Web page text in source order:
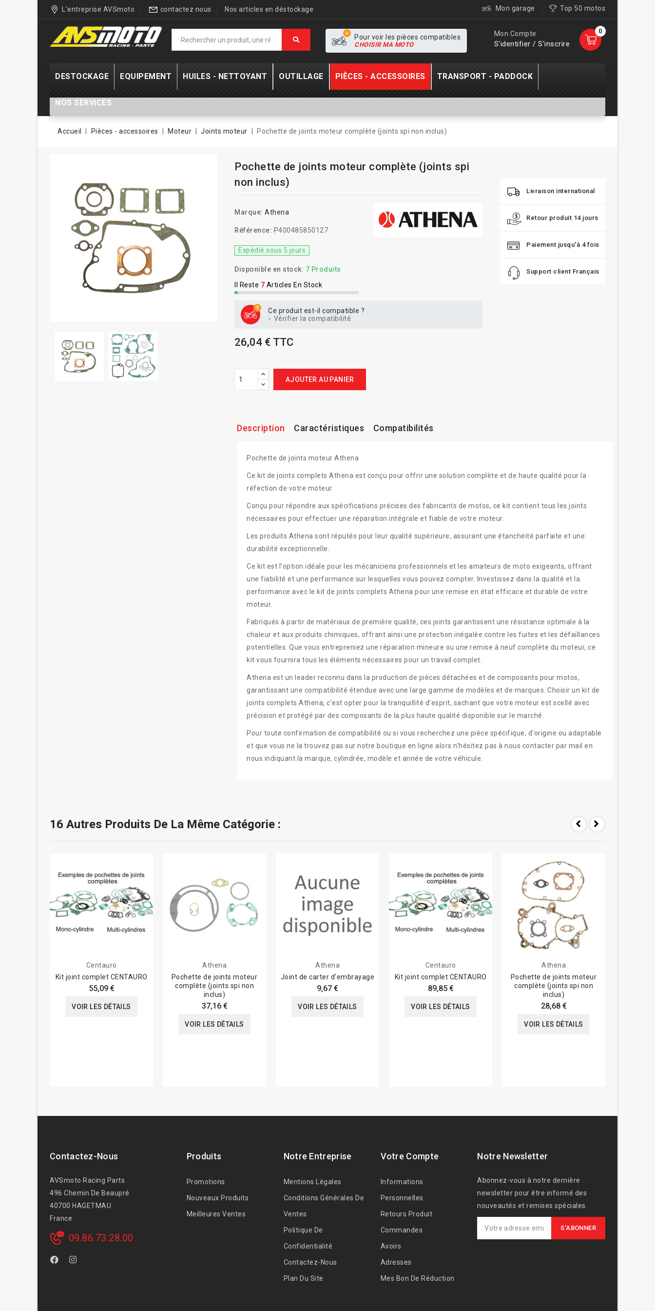
L'entreprise AVSmoto contactez nous Nos articles en déstockage Mon garage Top 50 motos
0
Mon Compte
S'identifier / S'inscrire
Pour voir les pièces compatibles
CHOISIR MA MOTO
DESTOCKAGE EQUIPEMENT HUILES - NETTOYANT OUTILLAGE PIÈCES - ACCESSOIRES TRANSPORT - PADDOCK
NOS SERVICES
Accueil Pièces - accessoires Moteur Joints moteur Pochette de joints moteur complète (joints spi non inclus)
Pochette de joints moteur complète (joints spi
non inclus)
Marque: Athena
Référence: P400485850127
Expédié sous 5 jours
Disponible en stock: 7 Produits
Il Reste 7 Articles En Stock
Ce produit est-il compatible ?
Vérifier la compatibilité
26,04 € TTC
AJOUTER AU PANIER
Livraison international
Retour produit 14 jours
Paiement jusqu'à 4 fois
Support client Français
Description Caractéristiques Compatibilités
Pochette de joints moteur Athena
Ce kit de joints complets Athena est conçu pour offrir une solution complète et de haute qualité pour la
réfection de votre moteur.
Conçu pour répondre aux spécifications précises des fabricants de motos, ce kit contient tous les joints
nécessaires pour effectuer une réparation intégrale et fiable de votre moteur.
Les produits Athena sont réputés pour leur qualité supérieure, assurant une étanchéité parfaite et une
durabilité exceptionnelle.
Ce kit est l'option idéale pour les mécaniciens professionnels et les amateurs de moto exigeants, offrant
une fiabilité et une performance sur lesquelles vous pouvez compter. Investissez dans la qualité et la
performance avec le kit de joints complets Athena pour une remise en état efficace et durable de votre
moteur.
Fabriqués à partir de matériaux de première qualité, ces joints garantissent une résistance optimale à la
chaleur et aux produits chimiques, offrant ainsi une protection inégalée contre les fuites et les défaillances
potentielles. Que vous entrepreniez une réparation mineure ou une remise à neuf complète du moteur, ce
kit vous fournira tous les éléments nécessaires pour un travail complet.
Athena est un leader reconnu dans la production de pièces détachées et de composants pour motos,
garantissant une compatibilité étendue avec une large gamme de modèles et de marques. Choisir un kit de
joints complets Athena, c'est opter pour la tranquillité d'esprit, sachant que votre moteur est scellé avec
précision et protégé par des composants de la plus haute qualité disponible sur le marché.
Pour toute confirmation de compatibilité ou si vous recherchez une pièce spécifique, d'origine ou adaptable
et que vous ne la trouvez pas sur notre boutique en ligne alors n'hésitez pas à nous contacter par mail en
nous indiquant la marque, cylindrée, modèle et année de votre véhicule.
16 Autres Produits De La Même Catégorie :
Centauro
Kit joint complet CENTAURO
55,09 €
VOIR LES DÉTAILS
Athena
Pochette de joints moteur
complète (joints spi non
inclus)
37,16 €
VOIR LES DÉTAILS
Athena
Joint de carter d'embrayage
9,67 €
VOIR LES DÉTAILS
Centauro
Kit joint complet CENTAURO
89,85 €
VOIR LES DÉTAILS
Athena
Pochette de joints moteur
complète (joints spi non
inclus)
28,68 €
VOIR LES DÉTAILS
Contactez-Nous
AVSmoto Racing Parts
496 Chemin De Beaupré
40700 HAGETMAU
France
09.86.73.28.00
Produits
Promotions
Nouveaux Produits
Meilleures Ventes
Notre Entreprise
Mentions Légales
Conditions Générales De
Ventes
Politique De
Confidentialité
Contactez-Nous
Plan Du Site
Votre Compte
Informations
Personnelles
Retours Produit
Commandes
Avoirs
Adresses
Mes Bon De Réduction
Notre Newsletter
Abonnez-vous à notre dernière
newsletter pour être informé des
nouveautés et remises spéciales.